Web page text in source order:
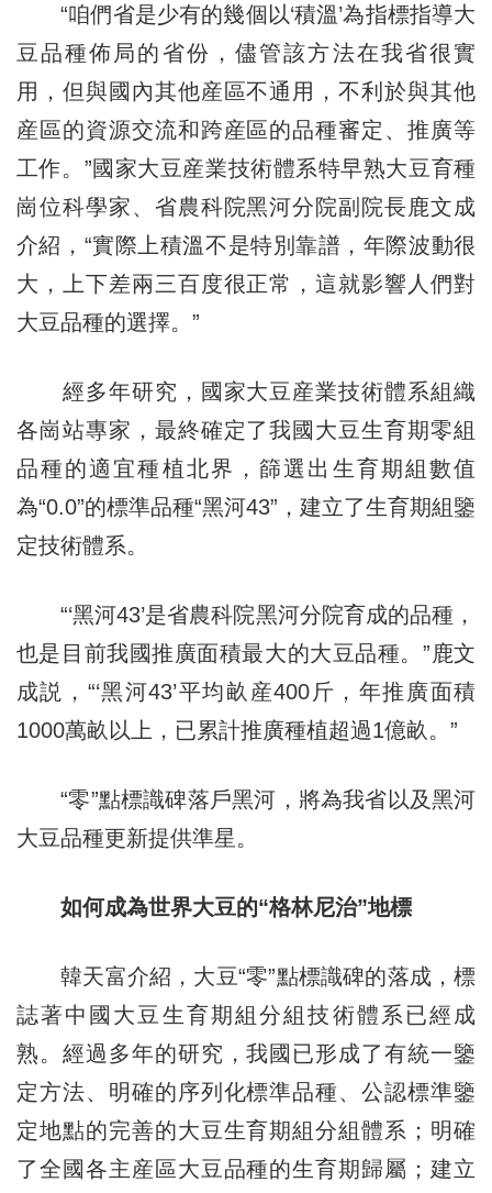
“咱們省是少有的幾個以‘積溫’為指標指導大
豆品種佈局的省份，儘管該方法在我省很實
用，但與國內其他産區不通用，不利於與其他
産區的資源交流和跨産區的品種審定、推廣等
工作。”國家大豆産業技術體系特早熟大豆育種
崗位科學家、省農科院黑河分院副院長鹿文成
介紹，“實際上積溫不是特別靠譜，年際波動很
大，上下差兩三百度很正常，這就影響人們對
大豆品種的選擇。”
經多年研究，國家大豆産業技術體系組織
各崗站專家，最終確定了我國大豆生育期零組
品種的適宜種植北界，篩選出生育期組數值
為“0.0”的標準品種“黑河43”，建立了生育期組鑒
定技術體系。
“‘黑河43’是省農科院黑河分院育成的品種，
也是目前我國推廣面積最大的大豆品種。”鹿文
成説，“‘黑河43’平均畝産400斤，年推廣面積
1000萬畝以上，已累計推廣種植超過1億畝。”
“零”點標識碑落戶黑河，將為我省以及黑河
大豆品種更新提供準星。
如何成為世界大豆的“格林尼治”地標
韓天富介紹，大豆“零”點標識碑的落成，標
誌著中國大豆生育期組分組技術體系已經成
熟。經過多年的研究，我國已形成了有統一鑒
定方法、明確的序列化標準品種、公認標準鑒
定地點的完善的大豆生育期組分組體系；明確
了全國各主産區大豆品種的生育期歸屬；建立